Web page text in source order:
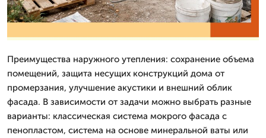
Преимущества наружного утепления: сохранение объема
помещений, защита несущих конструкций дома от
промерзания, улучшение акустики и внешний облик
фасада. В зависимости от задачи можно выбрать разные
варианты: классическая система мокрого фасада с
пенопластом, система на основе минеральной ваты или